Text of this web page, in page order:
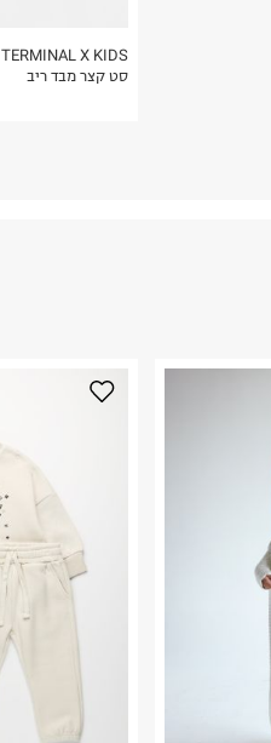
TERMINAL X KIDS
סט קצר מבד ריב